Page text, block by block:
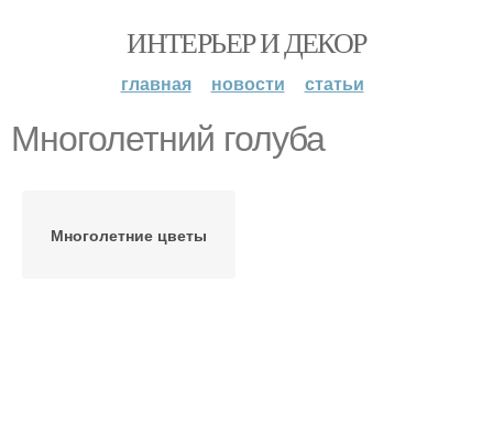
ИНТЕРЬЕР И ДЕКОР
главная новости статьи
Многолетний голуба
Многолетние цветы